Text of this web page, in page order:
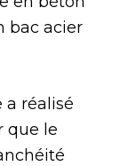
bac acier
réalisé
que le